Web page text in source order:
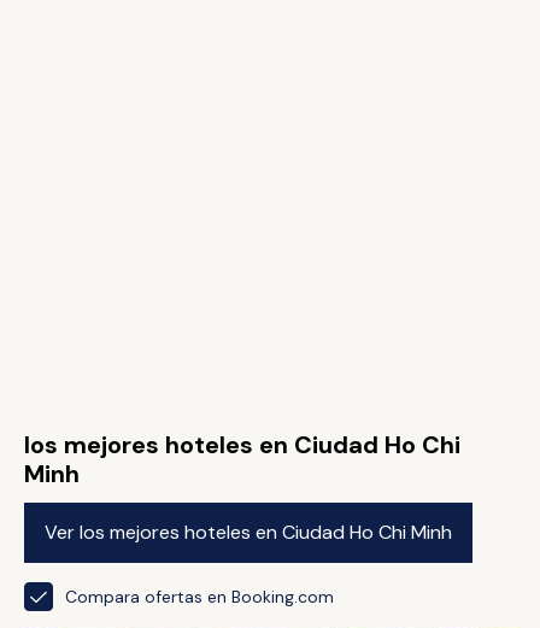
los mejores hoteles en Ciudad Ho Chi
Minh
Ver los mejores hoteles en Ciudad Ho Chi Minh
Compara ofertas en Booking.com